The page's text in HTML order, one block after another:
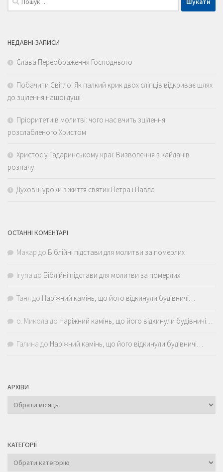
НЕДАВНІ ЗАПИСИ
Слава Переображення Господнього
Побачити Світло: Як палкий крик двох сліпців відкриває шлях
до зцілення нашої душі
Пріоритети в молитві: чого нас вчить зцілення
розслабленого Христом
Христос у Гадаринському краї: Визволення з кайданів
розпачу
Духовні уроки з життя святих Петра і Павла
ОСТАННІ КОМЕНТАРІ
Макар до Біблійні підстави для молитви за померлих
Iryna до Біблійні підстави для молитви за померлих
Таня до Наріжний камінь, що його відкинули будівничі…
о. Микола до Наріжний камінь, що його відкинули будівничі…
Галина до Наріжний камінь, що його відкинули будівничі…
АРХІВИ
Архіви
КАТЕГОРІЇ
Категорії